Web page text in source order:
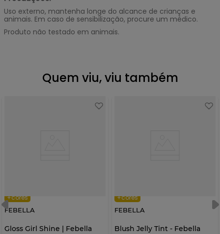
Uso externo, mantenha longe do alcance de crianças e
animais. Em caso de sensibilização, procure um médico.
Produto não testado em animais.
Quem viu, viu também
+cores
FEBELLA
Gloss Girl Shine | Febella
+cores
FEBELLA
Blush Jelly Tint - Febella